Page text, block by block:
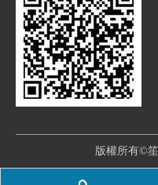
版權所有©